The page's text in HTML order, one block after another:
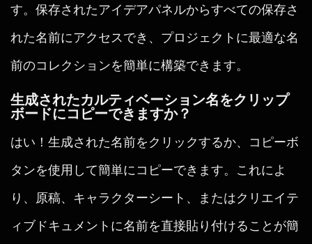
す。保存されたアイデアパネルからすべての保存さ
れた名前にアクセスでき、プロジェクトに最適な名
前のコレクションを簡単に構築できます。
生成されたカルティベーション名をクリップ
ボードにコピーできますか？
はい！生成された名前をクリックするか、コピーボ
タンを使用して簡単にコピーできます。これによ
り、原稿、キャラクターシート、またはクリエイテ
ィブドキュメントに名前を直接貼り付けることが簡